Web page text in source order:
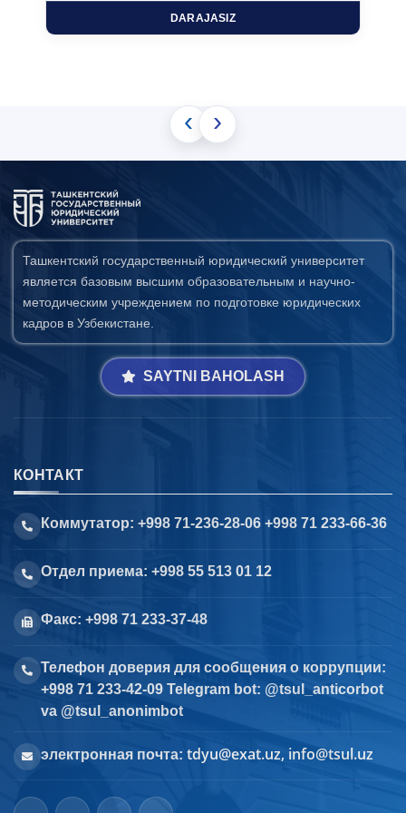
DARAJASIZ
‹ ›
Ташкентский государственный юридический университет
является базовым высшим образовательным и научно-
методическим учреждением по подготовке юридических
кадров в Узбекистане.
SAYTNI BAHOLASH
КОНТАКТ
Коммутатор: +998 71-236-28-06 +998 71 233-66-36
Отдел приема: +998 55 513 01 12
Факс: +998 71 233-37-48
Телефон доверия для сообщения о коррупции:
+998 71 233-42-09 Telegram bot: @tsul_anticorbot
va @tsul_anonimbot
электронная почта: tdyu@exat.uz, info@tsul.uz